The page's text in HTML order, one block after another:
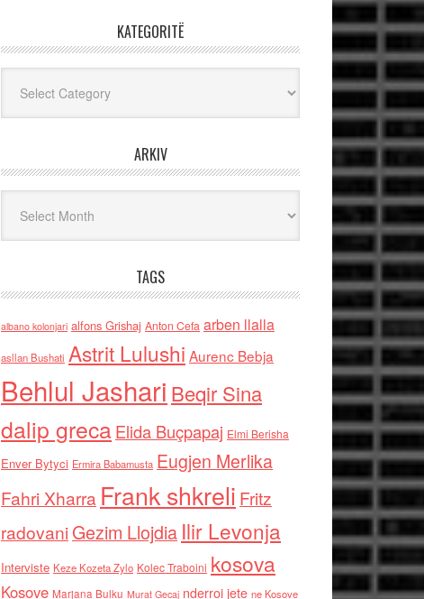
KATEGORITË
ARKIV
TAGS
albano kolonjari alfons Grishaj Anton Cefa arben llalla
asllan Bushati Astrit Lulushi Aurenc Bebja
Behlul Jashari Beqir Sina
dalip grecaElida Buçpapaj Elmi Berisha
Enver Bytyci Ermira Babamusta Eugjen Merlika
Fahri Xharra Frank shkreli Fritz
radovaniGezim Llojdia Ilir Levonja
Interviste Keze Kozeta Zylo Kolec Traboini kosova
Kosove Marjana Bulku Murat Gecaj nderroi jete ne Kosove